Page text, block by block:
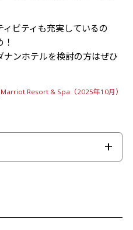
ビティも充実しているの
ンホテルを検討の方はぜひ
Resort & Spa（2025年10月）